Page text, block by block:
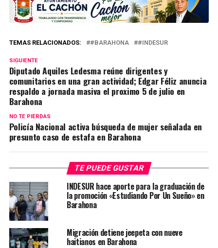
TEMAS RELACIONADOS: #BARAHONA #INDESUR
SIGUIENTE
Diputado Aquiles Ledesma reúne dirigentes y
comunitarios en una gran actividad; Edgar Féliz anuncia
respaldo a jornada masiva el proximo 5 de julio en
Barahona
NO TE PIERDAS
Policía Nacional activa búsqueda de mujer señalada en
presunto caso de estafa en Barahona
TE PUEDE GUSTAR
INDESUR hace aporte para la graduación de
la promoción «Estudiando Por Un Sueño» en
Barahona
Migración detiene jeepeta con nueve
haitianos en Barahona